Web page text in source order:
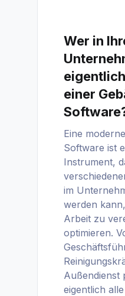
Wer in
einer
Eine
Software ist
Instrument,
im
werden
Arbeit zu
optimieren.
Außendienst
eigentlich